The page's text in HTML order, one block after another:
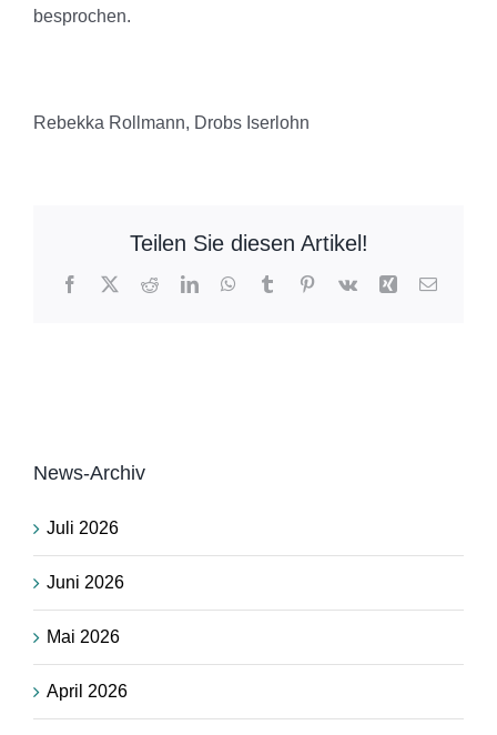
besprochen.
Rebekka Rollmann, Drobs Iserlohn
Teilen Sie diesen Artikel!
Facebook
X RedditLinkedInWhatsApp
TumblrPinterest
Vk Xing E-
News-Archiv
Juli 2026
Juni 2026
Mai 2026
April 2026